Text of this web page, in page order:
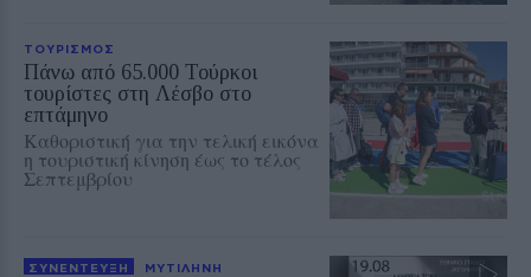
ΤΟΥΡΙΣΜΟΣ
Πάνω από 65.000 Τούρκοι
τουρίστες στη Λέσβο στο
επτάμηνο
Καθοριστική για την τελική εικόνα
η τουριστική κίνηση έως το τέλος
Σεπτεμβρίου
ΣΥΝΕΝΤΕΥΞΗ ΜΥΤΙΛΗΝΗ